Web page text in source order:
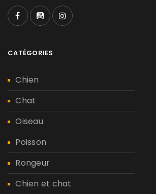
CATÉGORIES
Chien
Chat
Oiseau
Poisson
Rongeur
Chien et chat